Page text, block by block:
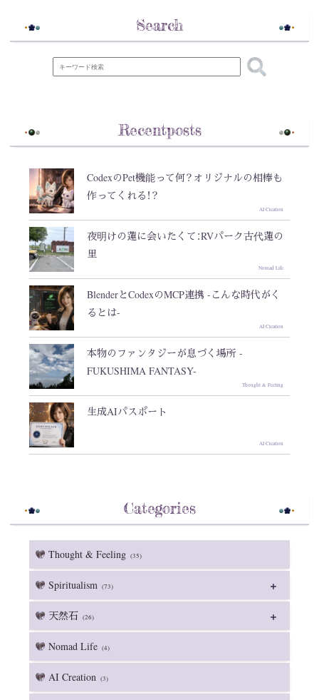
Search
Recentposts
CodexのPet機能って何？オリジナルの相棒も
作ってくれる！？
AI Creation
夜明けの蓮に会いたくて：RVパーク古代蓮の
里
Nomad Life
BlenderとCodexのMCP連携 -こんな時代がく
るとは-
AI Creation
本物のファンタジーが息づく場所 -
FUKUSHIMA FANTASY-
Thought & Feeling
生成AIパスポート
AI Creation
Categories
Thought & Feeling (35)
Spiritualism (73)
天然石 (26)
Nomad Life (4)
AI Creation (3)